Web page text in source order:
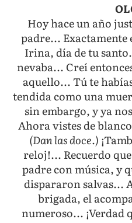
Hoy hace un año
padre... Exactamente
Irina, día de tu
nevaba... Creí
aquello... Tú te
tendida como una
sin embargo, y ya
Ahora vistes de
(Dan las doce.)
reloj!... Recuerdo
padre con música, y
dispararon salvas...
brigada, el
numeroso... ¡Verdad